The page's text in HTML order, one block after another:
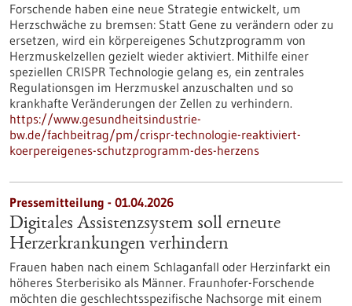
Forschende haben eine neue Strategie entwickelt, um
Herzschwäche zu bremsen: Statt Gene zu verändern oder zu
ersetzen, wird ein körpereigenes Schutzprogramm von
Herzmuskelzellen gezielt wieder aktiviert. Mithilfe einer
speziellen CRISPR Technologie gelang es, ein zentrales
Regulationsgen im Herzmuskel anzuschalten und so
krankhafte Veränderungen der Zellen zu verhindern.
https://www.gesundheitsindustrie-
bw.de/fachbeitrag/pm/crispr-technologie-reaktiviert-
koerpereigenes-schutzprogramm-des-herzens
Pressemitteilung - 01.04.2026
Digitales Assistenzsystem soll erneute
Herzerkrankungen verhindern
Frauen haben nach einem Schlaganfall oder Herzinfarkt ein
höheres Sterberisiko als Männer. Fraunhofer-Forschende
möchten die geschlechtsspezifische Nachsorge mit einem